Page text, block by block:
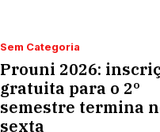
Sem Categoria
Prouni 2026:
gratuita para o 2º
semestre termina
sexta